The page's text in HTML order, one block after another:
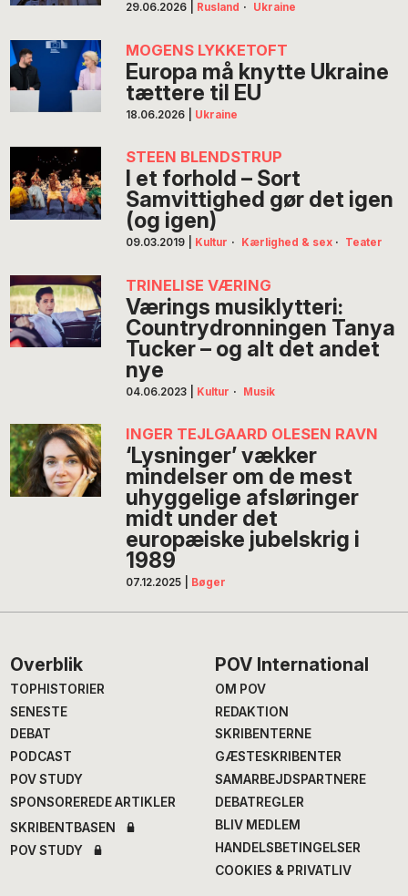
29.06.2026 Rusland · Ukraine
MOGENS LYKKETOFT
Europa må knytte Ukraine
tættere til EU
18.06.2026 Ukraine
STEEN BLENDSTRUP
I et forhold – Sort
Samvittighed gør det igen
(og igen)
09.03.2019 Kultur · Kærlighed & sex · Teater
TRINELISE VÆRING
Værings musiklytteri:
Countrydronningen Tanya
Tucker – og alt det andet
nye
04.06.2023 Kultur · Musik
INGER TEJLGAARD OLESEN RAVN
‘Lysninger’ vækker
mindelser om de mest
uhyggelige afsløringer
midt under det
europæiske jubelskrig i
1989
07.12.2025 Bøger
Footer
Overblik
TOPHISTORIER
SENESTE
DEBAT
PODCAST
POV STUDY
SPONSOREREDE ARTIKLER
SKRIBENTBASEN
POV STUDY
POV International
OM POV
REDAKTION
SKRIBENTERNE
GÆSTESKRIBENTER
SAMARBEJDSPARTNERE
DEBATREGLER
BLIV MEDLEM
HANDELSBETINGELSER
COOKIES & PRIVATLIV